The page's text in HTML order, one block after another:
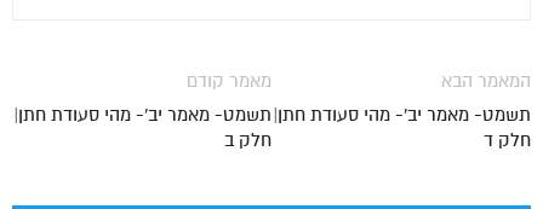
מאמר קודם
תשמט- מאמר יב'- מהי סעודת חתן|
חלק ב
המאמר הבא
תשמט- מאמר יב'- מהי סעודת חתן|
חלק ד